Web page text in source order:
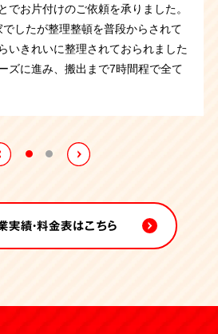
でお片付けのご依頼を承りました。
したが整理整頓を普段からされて
いきれいに整理されておられました
ズに進み、搬出まで7時間程で全て
れ、古い家具の回収をご希望でし
段の幅が狭く、お一人では搬出が
解体し搬出作業を行いました。作業
主様もご満足いただけたようでし
実績・料金表はこちら